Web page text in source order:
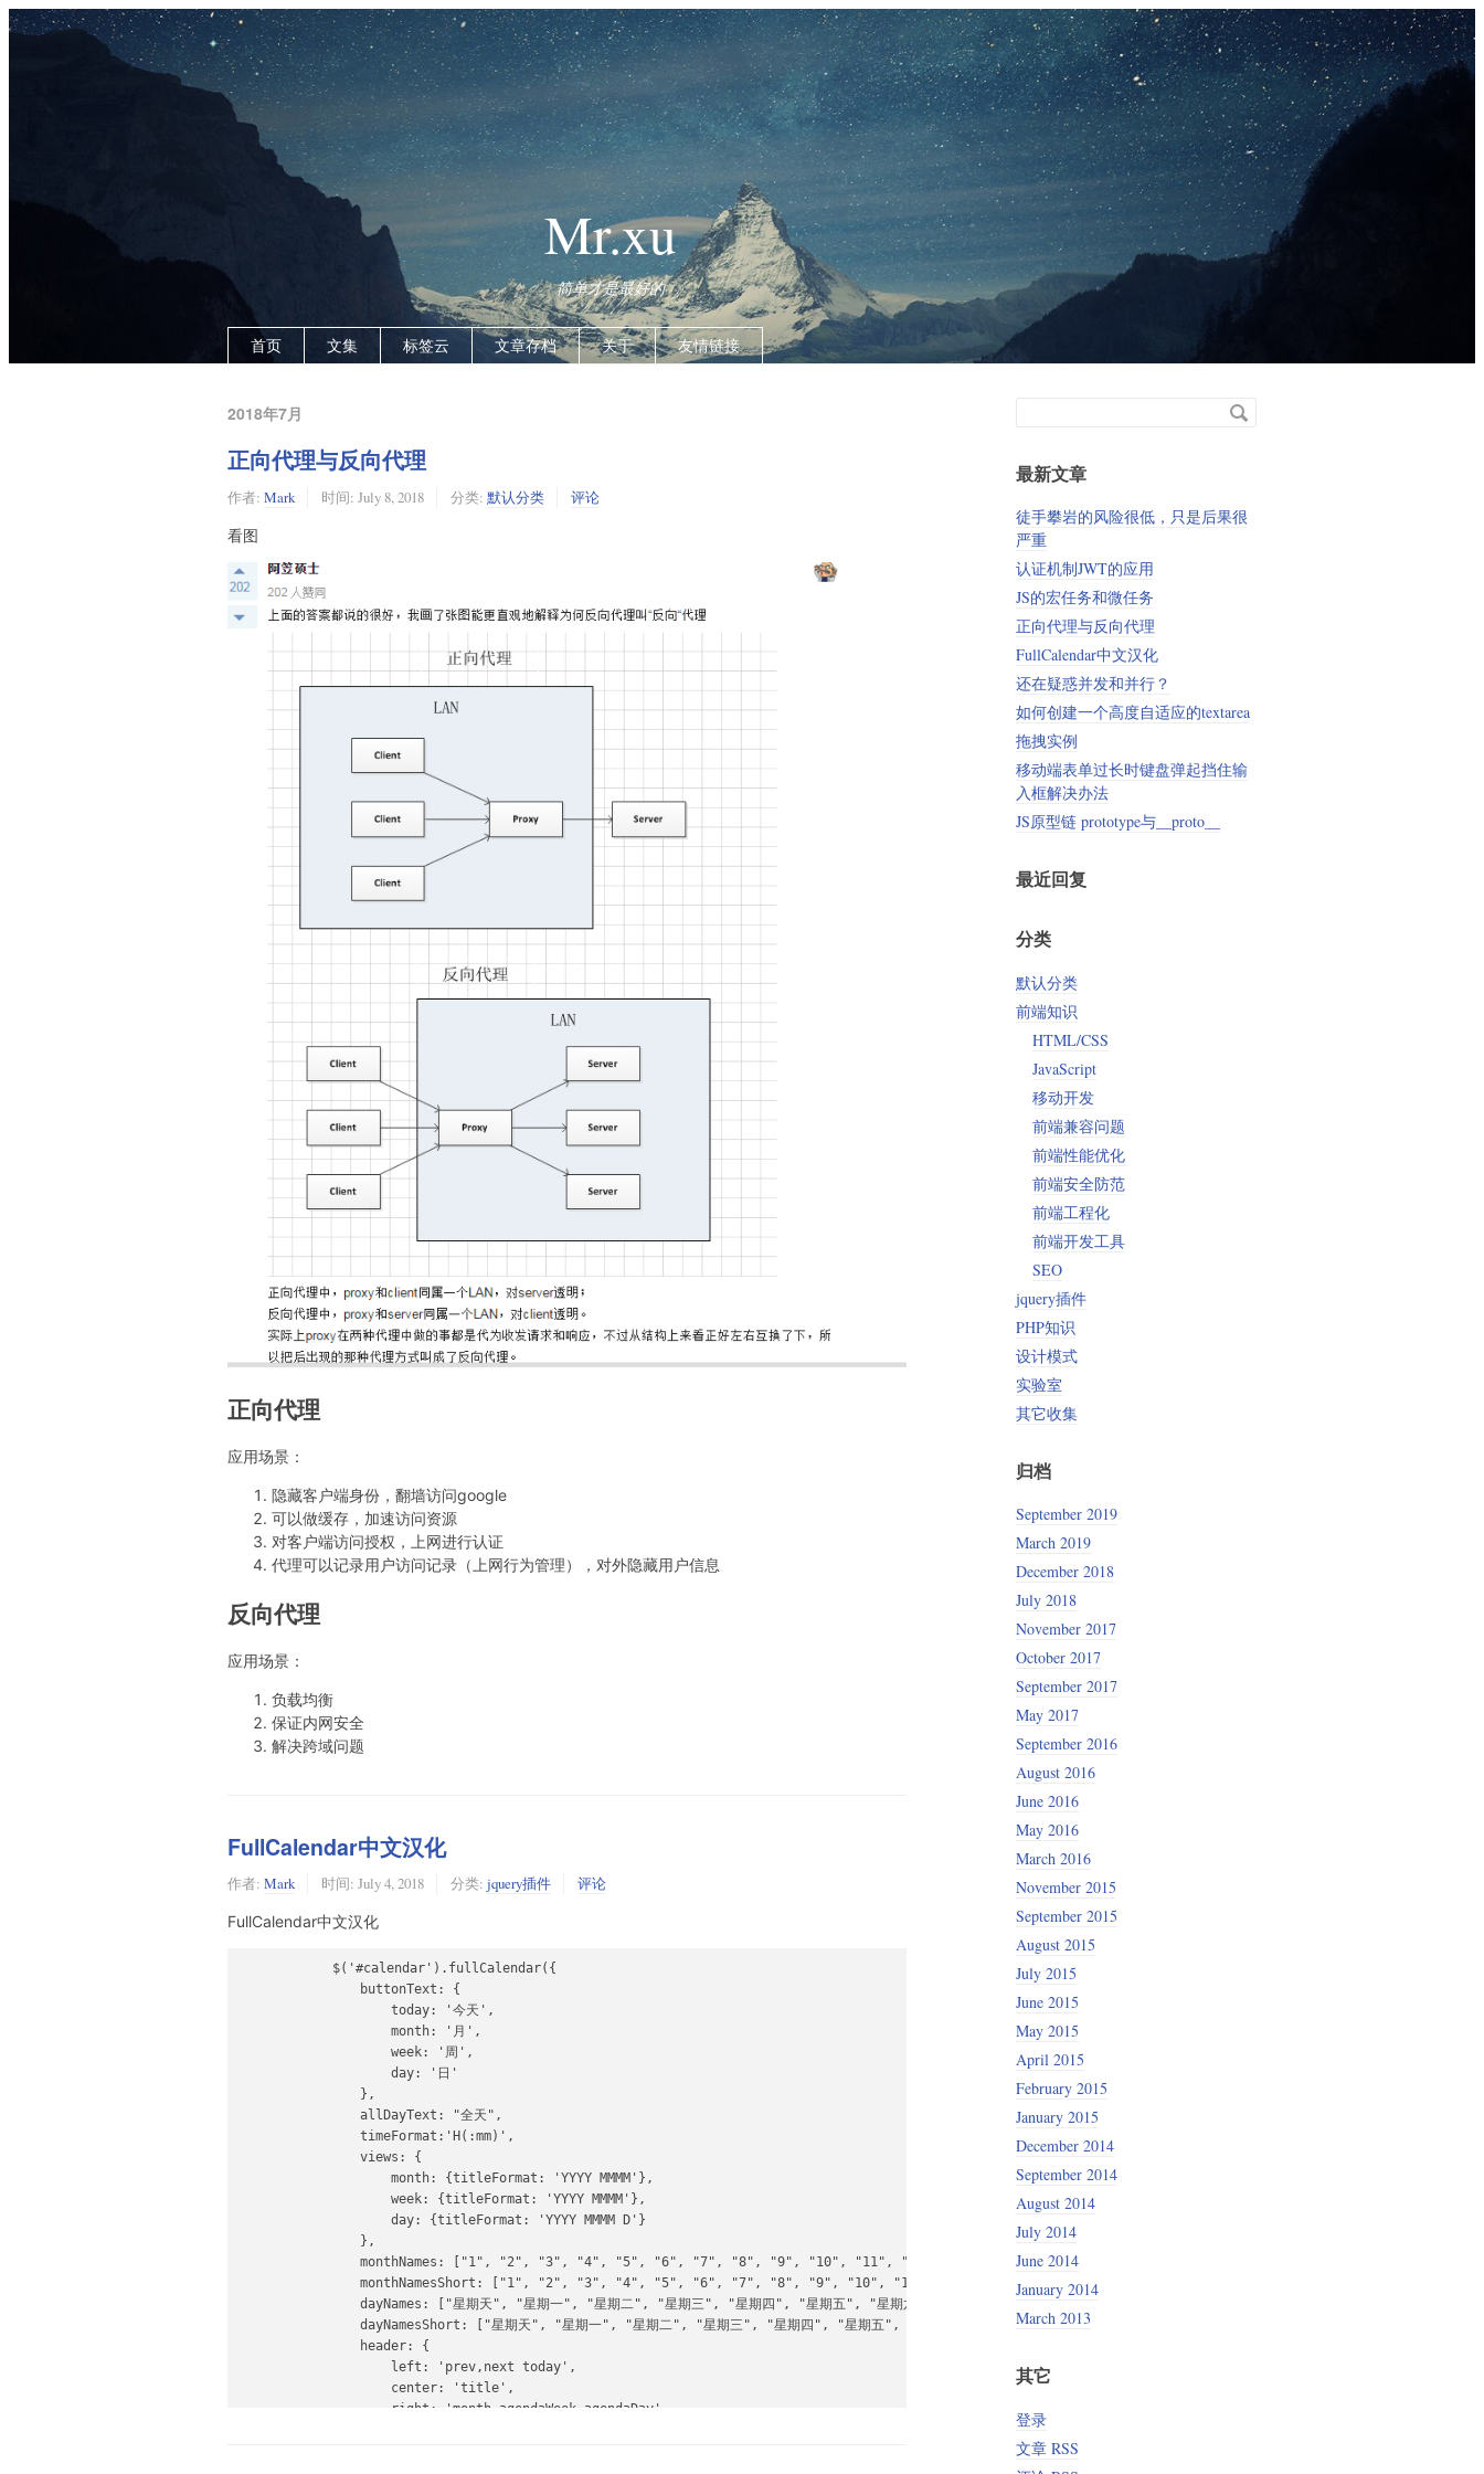
Mr.xu
简单才是最好的
首页 文集 标签云 文章存档 关于 友情链接
2018年7月
正向代理与反向代理
作者: Mark 时间: July 8, 2018 分类: 默认分类 评论
看图
正向代理
应用场景：
隐藏客户端身份，翻墙访问google
可以做缓存，加速访问资源
对客户端访问授权，上网进行认证
代理可以记录用户访问记录（上网行为管理），对外隐藏用户信息
反向代理
应用场景：
负载均衡
保证内网安全
解决跨域问题
FullCalendar中文汉化
作者: Mark 时间: July 4, 2018 分类: jquery插件 评论
FullCalendar中文汉化
            $('#calendar').fullCalendar({
                buttonText: {
                    today: '今天',
                    month: '月',
                    week: '周',
                    day: '日'
                },
                allDayText: "全天",
                timeFormat:'H(:mm)',
                views: {
                    month: {titleFormat: 'YYYY MMMM'},
                    week: {titleFormat: 'YYYY MMMM'},
                    day: {titleFormat: 'YYYY MMMM D'}
                },
                monthNames: ["1", "2", "3", "4", "5", "6", "7", "8", "9", "10", "11", "12"],
                monthNamesShort: ["1", "2", "3", "4", "5", "6", "7", "8", "9", "10", "11", "12"],
                dayNames: ["星期天", "星期一", "星期二", "星期三", "星期四", "星期五", "星期六"],
                dayNamesShort: ["星期天", "星期一", "星期二", "星期三", "星期四", "星期五", "星期六"],
                header: {
                    left: 'prev,next today',
                    center: 'title',
                    right: 'month,agendaWeek,agendaDay'
键
最新文章
徒手攀岩的风险很低，只是后果很
严重
认证机制JWT的应用
JS的宏任务和微任务
正向代理与反向代理
FullCalendar中文汉化
还在疑惑并发和并行？
如何创建一个高度自适应的textarea
拖拽实例
移动端表单过长时键盘弹起挡住输
入框解决办法
JS原型链 prototype与__proto__
最近回复
分类
默认分类
前端知识
HTML/CSS
JavaScript
移动开发
前端兼容问题
前端性能优化
前端安全防范
前端工程化
前端开发工具
SEO
jquery插件
PHP知识
设计模式
实验室
其它收集
归档
September 2019
March 2019
December 2018
July 2018
November 2017
October 2017
September 2017
May 2017
September 2016
August 2016
June 2016
May 2016
March 2016
November 2015
September 2015
August 2015
July 2015
June 2015
May 2015
April 2015
February 2015
January 2015
December 2014
September 2014
August 2014
July 2014
June 2014
January 2014
March 2013
其它
登录
文章 RSS